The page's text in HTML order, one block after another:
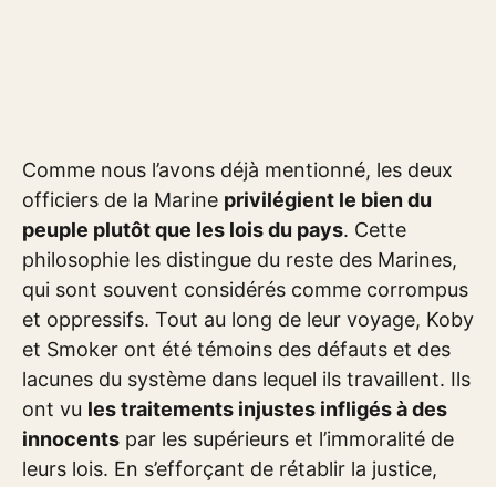
Comme nous l’avons déjà mentionné, les deux
officiers de la Marine privilégient le bien du
peuple plutôt que les lois du pays. Cette
philosophie les distingue du reste des Marines,
qui sont souvent considérés comme corrompus
et oppressifs. Tout au long de leur voyage, Koby
et Smoker ont été témoins des défauts et des
lacunes du système dans lequel ils travaillent. Ils
ont vu les traitements injustes infligés à des
innocents par les supérieurs et l’immoralité de
leurs lois. En s’efforçant de rétablir la justice,